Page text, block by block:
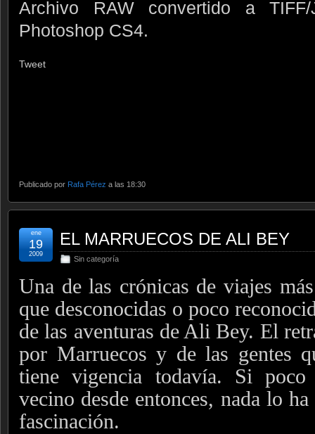
Archivo RAW convertido a
Photoshop CS4.
Tweet
Publicado por Rafa Pérez a las 18:30
EL MARRUECOS DE ALI BEY
Sin categoría
ene
19
2009
Una de las crónicas de viajes
que desconocidas o poco
de las aventuras de Ali Bey. El
por Marruecos y de las gentes
tiene vigencia todavía. Si
vecino desde entonces, nada lo
fascinación.